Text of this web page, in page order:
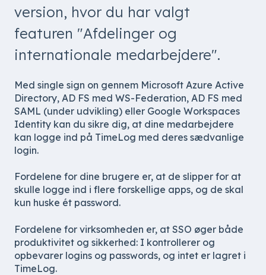
version, hvor du har valgt
featuren "Afdelinger og
internationale medarbejdere".
Med single sign on gennem Microsoft Azure Active
Directory, AD FS med WS-Federation, AD FS med
SAML (under udvikling) eller Google Workspaces
Identity kan du sikre dig, at dine medarbejdere
kan logge ind på TimeLog med deres sædvanlige
login.
Fordelene for dine brugere er, at de slipper for at
skulle logge ind i flere forskellige apps, og de skal
kun huske ét password.
Fordelene for virksomheden er, at SSO øger både
produktivitet og sikkerhed: I kontrollerer og
opbevarer logins og passwords, og intet er lagret i
TimeLog.